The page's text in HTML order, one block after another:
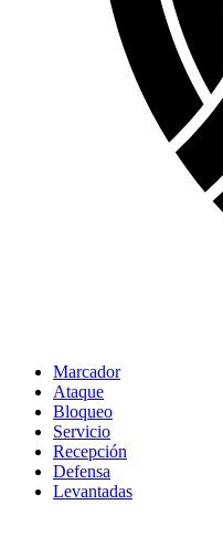
Marcador
Ataque
Bloqueo
Servicio
Recepción
Defensa
Levantadas